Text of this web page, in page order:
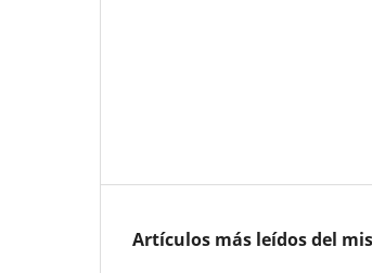
Artículos más leídos del